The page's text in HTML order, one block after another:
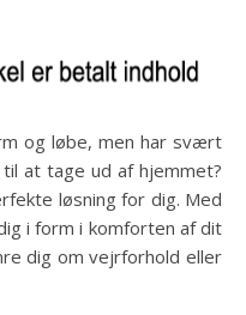
at tage ud af hjemmet?
løsning for dig. Med
i form i komforten af dit
dig om vejrforhold eller